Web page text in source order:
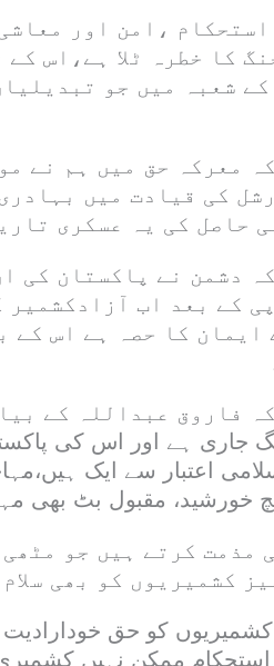
استحکام ،امن اور
کا خطرہ ٹلا ہے،اس
شعبہ میں جو
معرکہ حق میں ہم نے
کی قیادت میں
حاصل کی یہ عسکری
دشمن نے پاکستان کی
کے بعد اب
ایمان کا حصہ ہے اس کے
جاری ہے اور اس کی
اعتبار سے ایک
خورشید، مقبول بٹ بھی
مذمت کرتے ہیں جو
کشمیریوں کو بھی
کشمیریوں کو حق
استحکام ممکن نہیں